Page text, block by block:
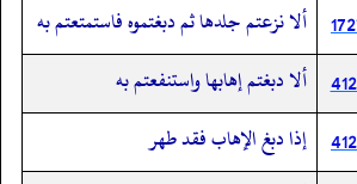
ألا نزعتم جلدها ثم دبغتموه فاستمتعتم به
ألا دبغتم إهابها واستنفعتم به
إذا دبغ الإهاب فقد طهر